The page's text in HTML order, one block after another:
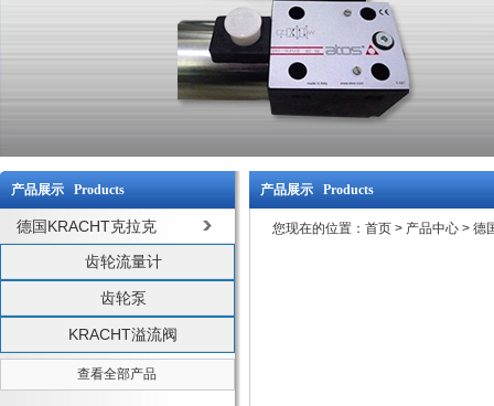
产品展示 Products
德国KRACHT克拉克
齿轮流量计
齿轮泵
KRACHT溢流阀
查看全部产品
产品展示 Products
您现在的位置： 首页 > 产品中心 > 德